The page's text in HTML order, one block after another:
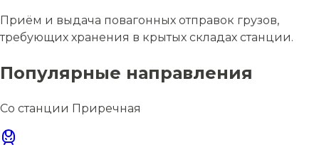
Приём и выдача повагонных отправок грузов,
требующих хранения в крытых складах станции.
Популярные направления
Со станции Приречная